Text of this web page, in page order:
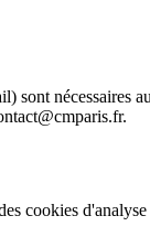
nécessaires
cookies